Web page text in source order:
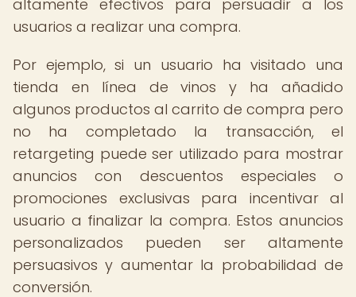
altamente efectivos para persuadir a los
usuarios a realizar una compra.
Por ejemplo, si un usuario ha visitado una
tienda en línea de vinos y ha añadido
algunos productos al carrito de compra pero
no ha completado la transacción, el
retargeting puede ser utilizado para mostrar
anuncios con descuentos especiales o
promociones exclusivas para incentivar al
usuario a finalizar la compra. Estos anuncios
personalizados pueden ser altamente
persuasivos y aumentar la probabilidad de
conversión.